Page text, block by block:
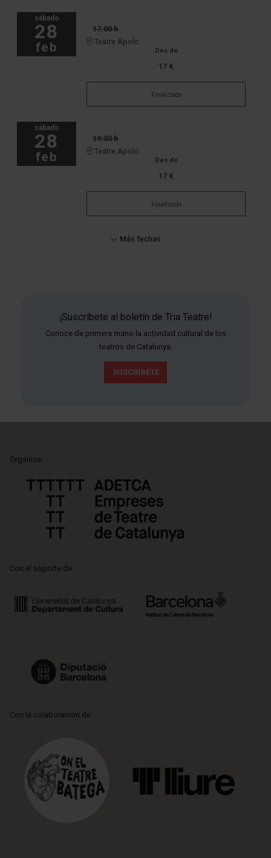
sábado
28
feb
17:00 h
Teatre Apolo
Des de
17 €
Finalizado
sábado
28
feb
19:30 h
Teatre Apolo
Des de
17 €
Finalizado
Más fechas
¡Suscríbete al boletín de Tria Teatre!
Conoce de primera mano la actividad cultural de los
teatros de Catalunya.
SUSCRÍBETE
Organiza:
Con el soporte de:
Con la colaboración de: